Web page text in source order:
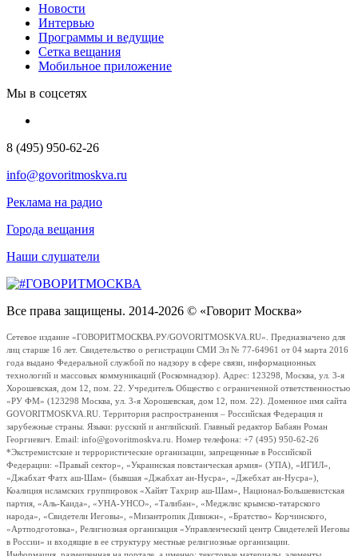
Новости
Интервью
Программы и ведущие
Сетка вещания
Мобильное приложение
Мы в соцсетях
8 (495) 950-62-26
info@govoritmoskva.ru
Реклама на радио
Города вещания
Наши слушатели
Все права защищены. 2014-2026 © «Говорит Москва»
Сетевое издание «ГОВОРИТМОСКВА.РУ/GOVORITMOSKVA.RU». Предназначено для
лиц старше 16 лет. Свидетельство о регистрации СМИ Эл № 77-64961 от 04 марта 2016
года выдано Федеральной службой по надзору в сфере связи, информационных
технологий и массовых коммуникаций (Роскомнадзор). Адрес: 123298, Москва, ул. 3-я
Хорошевская, дом 12, пом. 22. Учредитель Общество с ограниченной ответственностью
«РУ ФМ» (123298 Москва, ул. 3-я Хорошевская, дом 12, пом. 22). Доменное имя сайта
GOVORITMOSKVA.RU. Территория распространения – Российская Федерация и
зарубежные страны. Языки: русский и английский. Главный редактор Бабаян Роман
Георгиевич. Email: info@govoritmoskva.ru. Номер телефона: +7 (495) 950-62-26
*Экстремистские и террористические организации, запрещенные в Российской
Федерации: «Правый сектор», «Украинская повстанческая армия» (УПА), «ИГИЛ»,
«Джабхат Фатх аш-Шам» (бывшая «Джабхат ан-Нусра», «Джебхат ан-Нусра»),
Коалиция исламских группировок «Хайят Тахрир аш-Шам», Национал-Большевистская
партия, «Аль-Каида», «УНА-УНСО», «Талибан», «Меджлис крымско-татарского
народа», «Свидетели Иеговы», «Мизантропик Дивижн», «Братство» Корчинского,
«Артподготовка», Религиозная организация «Управленческий центр Свидетелей Иеговы
в России» и входящие в ее структуру местные религиозные организации.